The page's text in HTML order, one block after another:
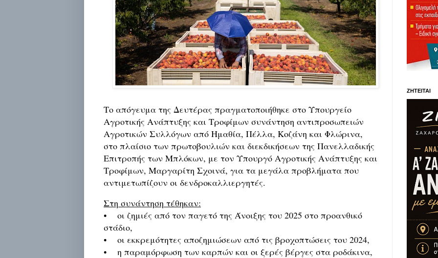
Το απόγευμα της Δευτέρας πραγματοποιήθηκε στο Υπουργείο
Αγροτικής Ανάπτυξης και Τροφίμων συνάντηση αντιπροσωπειών
Αγροτικών Συλλόγων από Ημαθία, Πέλλα, Κοζάνη και Φλώρινα,
στο πλαίσιο των πρωτοβουλιών και διεκδικήσεων της Πανελλαδικής
Επιτροπής των Μπλόκων, με τον Υπουργό Αγροτικής Ανάπτυξης και
Τροφίμων, Μαργαρίτη Σχοινά, για τα μεγάλα προβλήματα που
αντιμετωπίζουν οι δενδροκαλλιεργητές.
Στη συνάντηση τέθηκαν:
• οι ζημιές από τον παγετό της Άνοιξης του 2025 στο προανθικό
στάδιο,
• οι εκκρεμότητες αποζημιώσεων από τις βροχοπτώσεις του 2024,
• η παραμόρφωση των καρπών και οι ξερές βέργες στα ροδάκινα,
ΖΗΤΕΙΤΑΙ